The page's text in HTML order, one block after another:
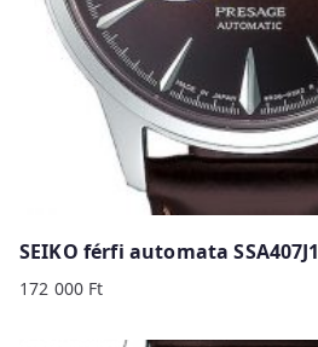
SEIKO férfi automata SSA407J1
172 000 Ft